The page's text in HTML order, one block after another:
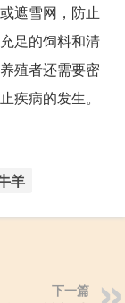
遮雪网，防止
足的饲料和清
殖者还需要密
疾病的发生。
羊
下一篇